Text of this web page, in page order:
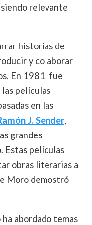
relevante
historias de
y colaborar
En 1981, fue
películas
en las
J. Sender,
grandes
Estas películas
obras literarias a
Moro demostró
abordado temas